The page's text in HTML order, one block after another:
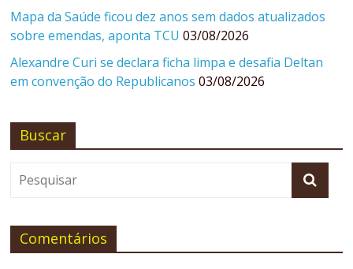
Mapa da Saúde ficou dez anos sem dados atualizados
sobre emendas, aponta TCU 03/08/2026
Alexandre Curi se declara ficha limpa e desafia Deltan
em convenção do Republicanos 03/08/2026
Buscar
Comentários